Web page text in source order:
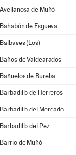
Avellanosa de Muñó
Bahabón de Esgueva
Balbases (Los)
Baños de Valdearados
Bañuelos de Bureba
Barbadillo de Herreros
Barbadillo del Mercado
Barbadillo del Pez
Barrio de Muñó